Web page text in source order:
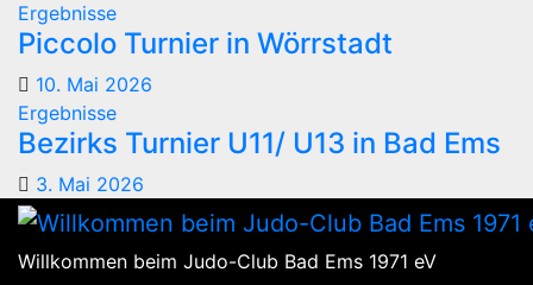
Ergebnisse
Piccolo Turnier in Wörrstadt
10. Mai 2026
Ergebnisse
Bezirks Turnier U11/ U13 in Bad Ems
3. Mai 2026
Willkommen beim Judo-Club Bad Ems 1971 eV